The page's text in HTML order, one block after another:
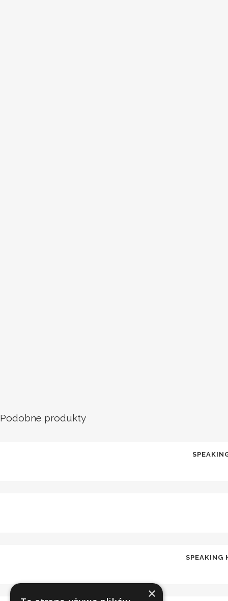
Podobne produkty
SPEAKING
×